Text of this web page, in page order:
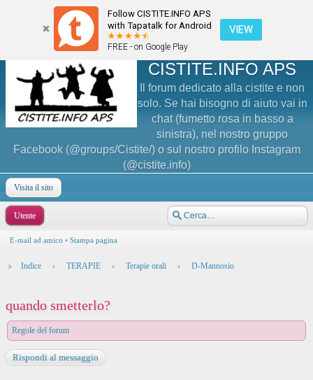
Follow CISTITE.INFO APS
with Tapatalk for Android
FREE - on Google Play
VIEW
CISTITE.INFO APS
Il forum dedicato alla cistite e non
solo. Se hai bisogno di aiuto vai in
chat (fumetto rosa in basso a
sinistra), nel nostro gruppo
Facebook (@groups/Cistite/) o sul nostro profilo Instagram
(@cistite.info)
Visita il sito
Utente
E-mail ad amico • Stampa pagina
Indice ‹ TERAPIE ‹ Terapie orali ‹ D-Mannosio
quando smetterlo?
Regole del forum
Rispondi al messaggio